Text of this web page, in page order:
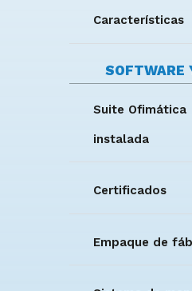
Características
SOFTWARE
Suite Ofimática
instalada
Certificados
Empaque de